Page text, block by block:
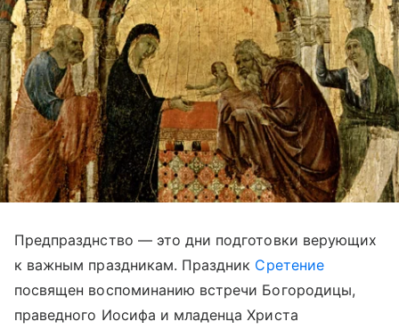
Предпразднство — это дни подготовки верующих
к важным праздникам. Праздник Сретение
посвящен воспоминанию встречи Богородицы,
праведного Иосифа и младенца Христа